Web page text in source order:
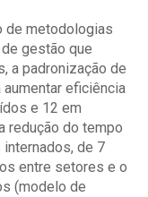
de metodologias
gestão que
a padronização de
eficiência
e 12 em
redução do tempo
de 7
entre setores e o
(modelo de